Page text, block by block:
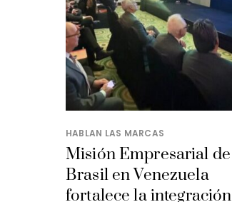
HABLAN LAS MARCAS
Misión Empresarial de
Brasil en Venezuela
fortalece la integración